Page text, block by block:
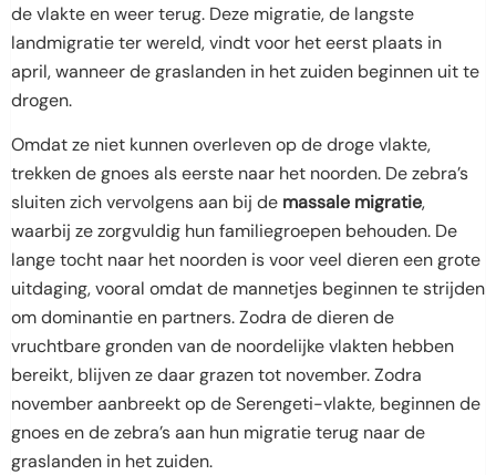
de vlakte en weer terug. Deze migratie, de langste
landmigratie ter wereld, vindt voor het eerst plaats in
april, wanneer de graslanden in het zuiden beginnen uit te
drogen.
Omdat ze niet kunnen overleven op de droge vlakte,
trekken de gnoes als eerste naar het noorden. De zebra’s
sluiten zich vervolgens aan bij de massale migratie,
waarbij ze zorgvuldig hun familiegroepen behouden. De
lange tocht naar het noorden is voor veel dieren een grote
uitdaging, vooral omdat de mannetjes beginnen te strijden
om dominantie en partners. Zodra de dieren de
vruchtbare gronden van de noordelijke vlakten hebben
bereikt, blijven ze daar grazen tot november. Zodra
november aanbreekt op de Serengeti-vlakte, beginnen de
gnoes en de zebra’s aan hun migratie terug naar de
graslanden in het zuiden.